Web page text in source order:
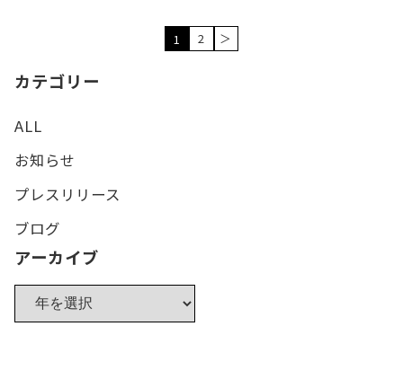
1 2 ＞
カテゴリー
ALL
お知らせ
プレスリリース
ブログ
アーカイブ